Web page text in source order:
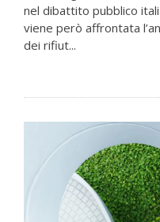
nel dibattito pubblico
viene però affrontata
dei rifiut...